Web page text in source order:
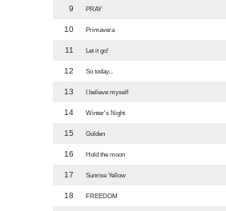
9 PRAY
10 Primavera
11 Let it go!
12 So today...
13 I believe myself
14 Winter's Night
15 Golden
16 Hold the moon
17 Sunrise Yellow
18 FREEDOM